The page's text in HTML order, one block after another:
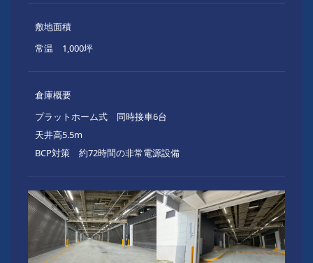
敷地面積
常温 1,000坪
倉庫概要
プラットホーム式 同時接車6台
天井高5.5m
BCP対策 約72時間の非常電源設備